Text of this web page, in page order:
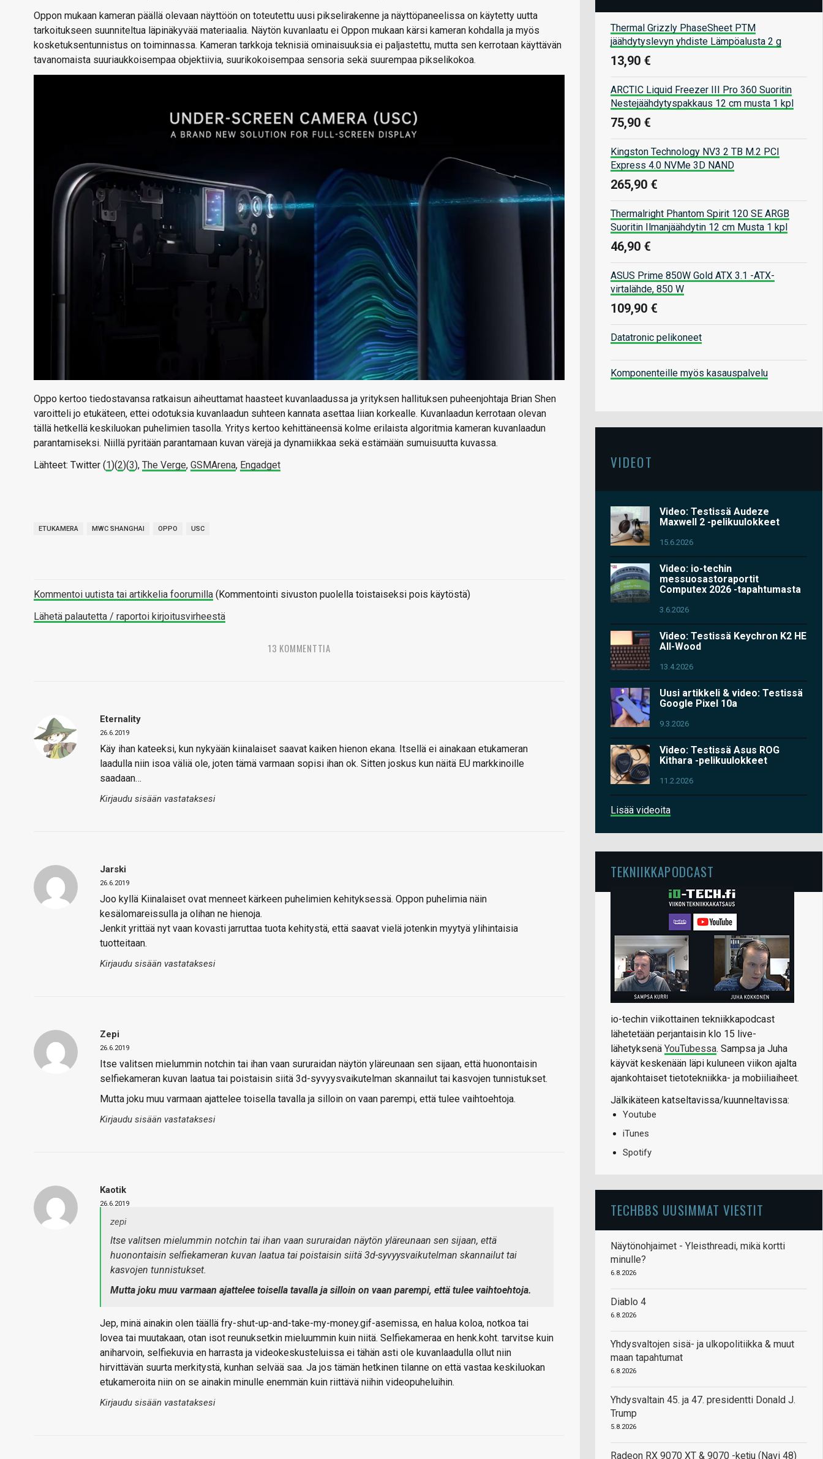
Oppon mukaan kameran päällä olevaan näyttöön on toteutettu uusi pikselirakenne ja näyttöpaneelissa on käytetty uutta
tarkoitukseen suunniteltua läpinäkyvää materiaalia. Näytön kuvanlaatu ei Oppon mukaan kärsi kameran kohdalla ja myös
kosketuksentunnistus on toiminnassa. Kameran tarkkoja teknisiä ominaisuuksia ei paljastettu, mutta sen kerrotaan käyttävän
tavanomaista suuriaukkoisempaa objektiivia, suurikokoisempaa sensoria sekä suurempaa pikselikokoa.
Oppo kertoo tiedostavansa ratkaisun aiheuttamat haasteet kuvanlaadussa ja yrityksen hallituksen puheenjohtaja Brian Shen
varoitteli jo etukäteen, ettei odotuksia kuvanlaadun suhteen kannata asettaa liian korkealle. Kuvanlaadun kerrotaan olevan
tällä hetkellä keskiluokan puhelimien tasolla. Yritys kertoo kehittäneensä kolme erilaista algoritmia kameran kuvanlaadun
parantamiseksi. Niillä pyritään parantamaan kuvan värejä ja dynamiikkaa sekä estämään sumuisuutta kuvassa.
Lähteet: Twitter (1)(2)(3), The Verge, GSMArena, Engadget
ETUKAMERA MWC SHANGHAI OPPO USC
Kommentoi uutista tai artikkelia foorumilla (Kommentointi sivuston puolella toistaiseksi pois käytöstä)
Lähetä palautetta / raportoi kirjoitusvirheestä
13 KOMMENTTIA
Eternality
26.6.2019
Käy ihan kateeksi, kun nykyään kiinalaiset saavat kaiken hienon ekana. Itsellä ei ainakaan etukameran
laadulla niin isoa väliä ole, joten tämä varmaan sopisi ihan ok. Sitten joskus kun näitä EU markkinoille
saadaan…
Kirjaudu sisään vastataksesi
Jarski
26.6.2019
Joo kyllä Kiinalaiset ovat menneet kärkeen puhelimien kehityksessä. Oppon puhelimia näin
kesälomareissulla ja olihan ne hienoja.
Jenkit yrittää nyt vaan kovasti jarruttaa tuota kehitystä, että saavat vielä jotenkin myytyä ylihintaisia
tuotteitaan.
Kirjaudu sisään vastataksesi
Zepi
26.6.2019
Itse valitsen mielummin notchin tai ihan vaan sururaidan näytön yläreunaan sen sijaan, että huonontaisin
selfiekameran kuvan laatua tai poistaisin siitä 3d-syvyysvaikutelman skannailut tai kasvojen tunnistukset.
Mutta joku muu varmaan ajattelee toisella tavalla ja silloin on vaan parempi, että tulee vaihtoehtoja.
Kirjaudu sisään vastataksesi
Kaotik
26.6.2019
zepi
Itse valitsen mielummin notchin tai ihan vaan sururaidan näytön yläreunaan sen sijaan, että
huonontaisin selfiekameran kuvan laatua tai poistaisin siitä 3d-syvyysvaikutelman skannailut tai
kasvojen tunnistukset.
Mutta joku muu varmaan ajattelee toisella tavalla ja silloin on vaan parempi, että tulee vaihtoehtoja.
Jep, minä ainakin olen täällä fry-shut-up-and-take-my-money.gif-asemissa, en halua koloa, notkoa tai
lovea tai muutakaan, otan isot reunuksetkin mieluummin kuin niitä. Selfiekameraa en henk.koht. tarvitse kuin
aniharvoin, selfiekuvia en harrasta ja videokeskusteluissa ei tähän asti ole kuvanlaadulla ollut niin
hirvittävän suurta merkitystä, kunhan selvää saa. Ja jos tämän hetkinen tilanne on että vastaa keskiluokan
etukameroita niin on se ainakin minulle enemmän kuin riittävä niihin videopuheluihin.
Kirjaudu sisään vastataksesi
Thermal Grizzly PhaseSheet PTM
jäähdytyslevyn yhdiste Lämpöalusta 2 g
13,90 €
ARCTIC Liquid Freezer III Pro 360 Suoritin
Nestejäähdytyspakkaus 12 cm musta 1 kpl
75,90 €
Kingston Technology NV3 2 TB M.2 PCI
Express 4.0 NVMe 3D NAND
265,90 €
Thermalright Phantom Spirit 120 SE ARGB
Suoritin Ilmanjäähdytin 12 cm Musta 1 kpl
46,90 €
ASUS Prime 850W Gold ATX 3.1 -ATX-
virtalähde, 850 W
109,90 €
Datatronic pelikoneet
Komponenteille myös kasauspalvelu
VIDEOT
Video: Testissä Audeze
Maxwell 2 -pelikuulokkeet
15.6.2026
Video: io-techin
messuosastoraportit
Computex 2026 -tapahtumasta
3.6.2026
Video: Testissä Keychron K2 HE
All-Wood
13.4.2026
Uusi artikkeli & video: Testissä
Google Pixel 10a
9.3.2026
Video: Testissä Asus ROG
Kithara -pelikuulokkeet
11.2.2026
Lisää videoita
TEKNIIKKAPODCAST
io-techin viikottainen tekniikkapodcast
lähetetään perjantaisin klo 15 live-
lähetyksenä YouTubessa. Sampsa ja Juha
käyvät keskenään läpi kuluneen viikon ajalta
ajankohtaiset tietotekniikka- ja mobiiliaiheet.
Jälkikäteen katseltavissa/kuunneltavissa:
Youtube
iTunes
Spotify
TECHBBS UUSIMMAT VIESTIT
Näytönohjaimet - Yleisthreadi, mikä kortti
minulle?
6.8.2026
Diablo 4
6.8.2026
Yhdysvaltojen sisä- ja ulkopolitiikka & muut
maan tapahtumat
6.8.2026
Yhdysvaltain 45. ja 47. presidentti Donald J.
Trump
5.8.2026
Radeon RX 9070 XT & 9070 -ketju (Navi 48)